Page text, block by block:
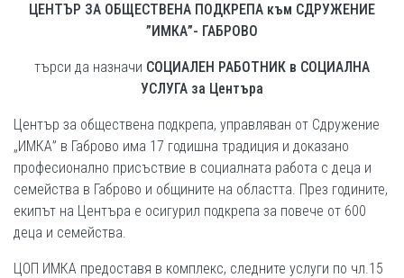
ЦЕНТЪР ЗА ОБЩЕСТВЕНА ПОДКРЕПА към СДРУЖЕНИЕ
”ИМКА”- ГАБРОВО
търси да назначи СОЦИАЛЕН РАБОТНИК в СОЦИАЛНА
УСЛУГА за Центъра
Център за обществена подкрепа, управляван от Сдружение
„ИМКА” в Габрово има 17 годишна традиция и доказано
професионално присъствие в социалната работа с деца и
семейства в Габрово и общините на областта. През годините,
екипът на Центъра е осигурил подкрепа за повече от 600
деца и семейства.
ЦОП ИМКА предоставя в комплекс, следните услуги по чл.15